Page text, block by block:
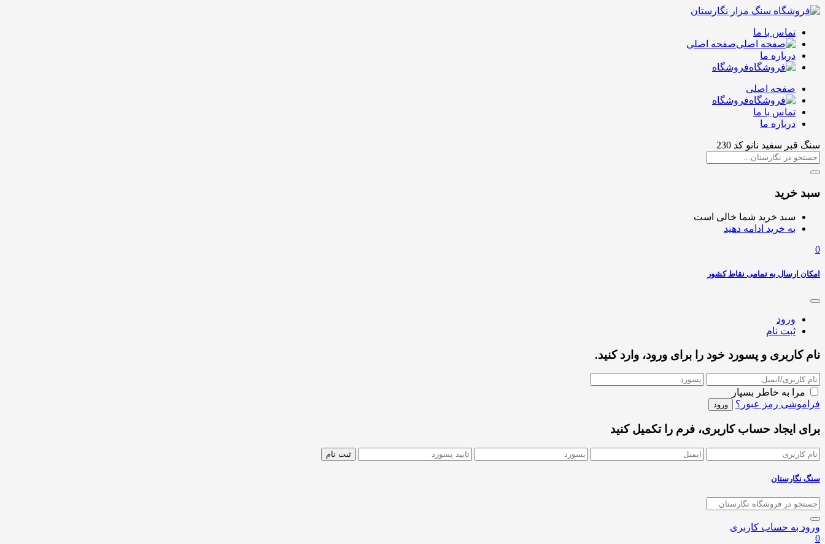
تماس با ما
صفحه اصلی
درباره ما
فروشگاه
صفحه اصلی
فروشگاه
تماس با ما
درباره ما
سنگ قبر سفید نانو کد 230
سبد خرید
سبد خرید شما خالی است
به خرید ادامه دهید
0
امکان ارسال به تمامی نقاط کشور
ورود
ثبت نام
نام کاربری و پسورد خود را برای ورود، وارد کنید.
مرا به خاطر بسپار
فراموشی رمز عبور؟
برای ایجاد حساب کاربری، فرم را تکمیل کنید
سنگ نگارستان
ورود به حساب کاربری
0